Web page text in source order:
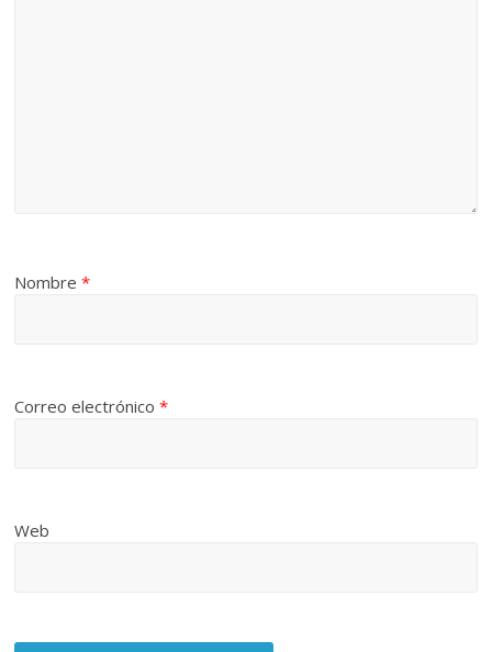
Nombre*
Correo electrónico*
Web